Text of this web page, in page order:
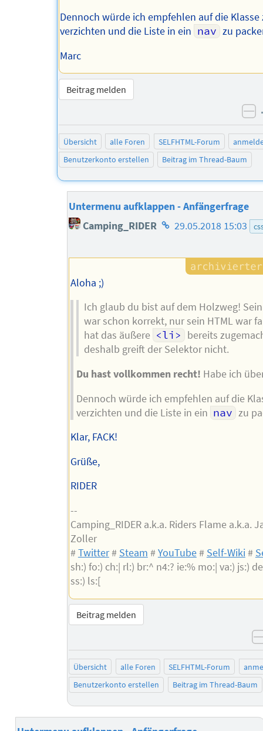
Dennoch würde ich empfehlen auf die Klasse
verzichten und die Liste in ein nav zu
Marc
Beitrag melden
Übersicht alle Foren SELFHTML-Forum
Benutzerkonto erstellen
Beitrag im Thread-Baum
Untermenu aufklappen - Anfängerfrage
Camping_RIDER Homepage
Autors
29.05.2018 15:03
Aloha ;)
Ich glaub du bist auf dem Holzweg!
war schon korrekt, nur sein HTML war
hat das äußere <li> bereits
deshalb greift der Selektor nicht.
Du hast vollkommen recht! Habe ich
Dennoch würde ich empfehlen auf die
verzichten und die Liste in ein nav zu
Klar, FACK!
Grüße,
RIDER
--
Camping_RIDER a.k.a. Riders Flame a.k.a.
Zoller
#Twitter# Steam #YouTube# Self-Wiki#
sh:) fo:) ch:| rl:) br:^ n4:? ie:% mo:| va:) js:)
ss:) ls:[
Beitrag melden
Übersicht alle Foren SELFHTML-Forum
Benutzerkonto erstellen
Beitrag im Thread-Baum